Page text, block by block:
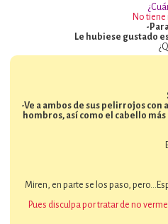
No
-
Le hubiese gustado
-Ve a ambos de sus pelirrojos
hombros, así como el cabello
Miren, en parte se los paso,
Pues disculpa por tratar de no